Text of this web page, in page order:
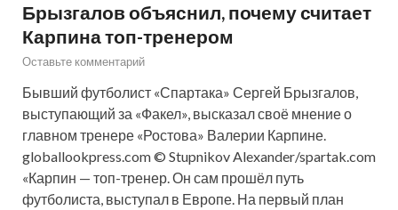
Брызгалов объяснил, почему считает
Карпина топ-тренером
Оставьте комментарий
Бывший футболист «Спартака» Сергей Брызгалов,
выступающий за «Факел», высказал своё мнение о
главном тренере «Ростова» Валерии Карпине.
globallookpress.com © Stupnikov Alexander/spartak.com
«Карпин — топ-тренер. Он сам прошёл путь
футболиста, выступал в Европе. На первый план